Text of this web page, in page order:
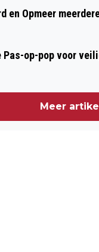
en Opmeer
Pas-op-pop voor
Meer